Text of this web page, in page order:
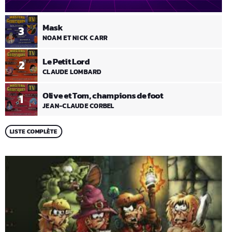
1 Olive et Tom, champions de foot
JEAN-CLAUDE CORBEL
2 Le Petit Lord
CLAUDE LOMBARD
3 Mask
NOAM ET NICK CARR
LISTE COMPLÈTE